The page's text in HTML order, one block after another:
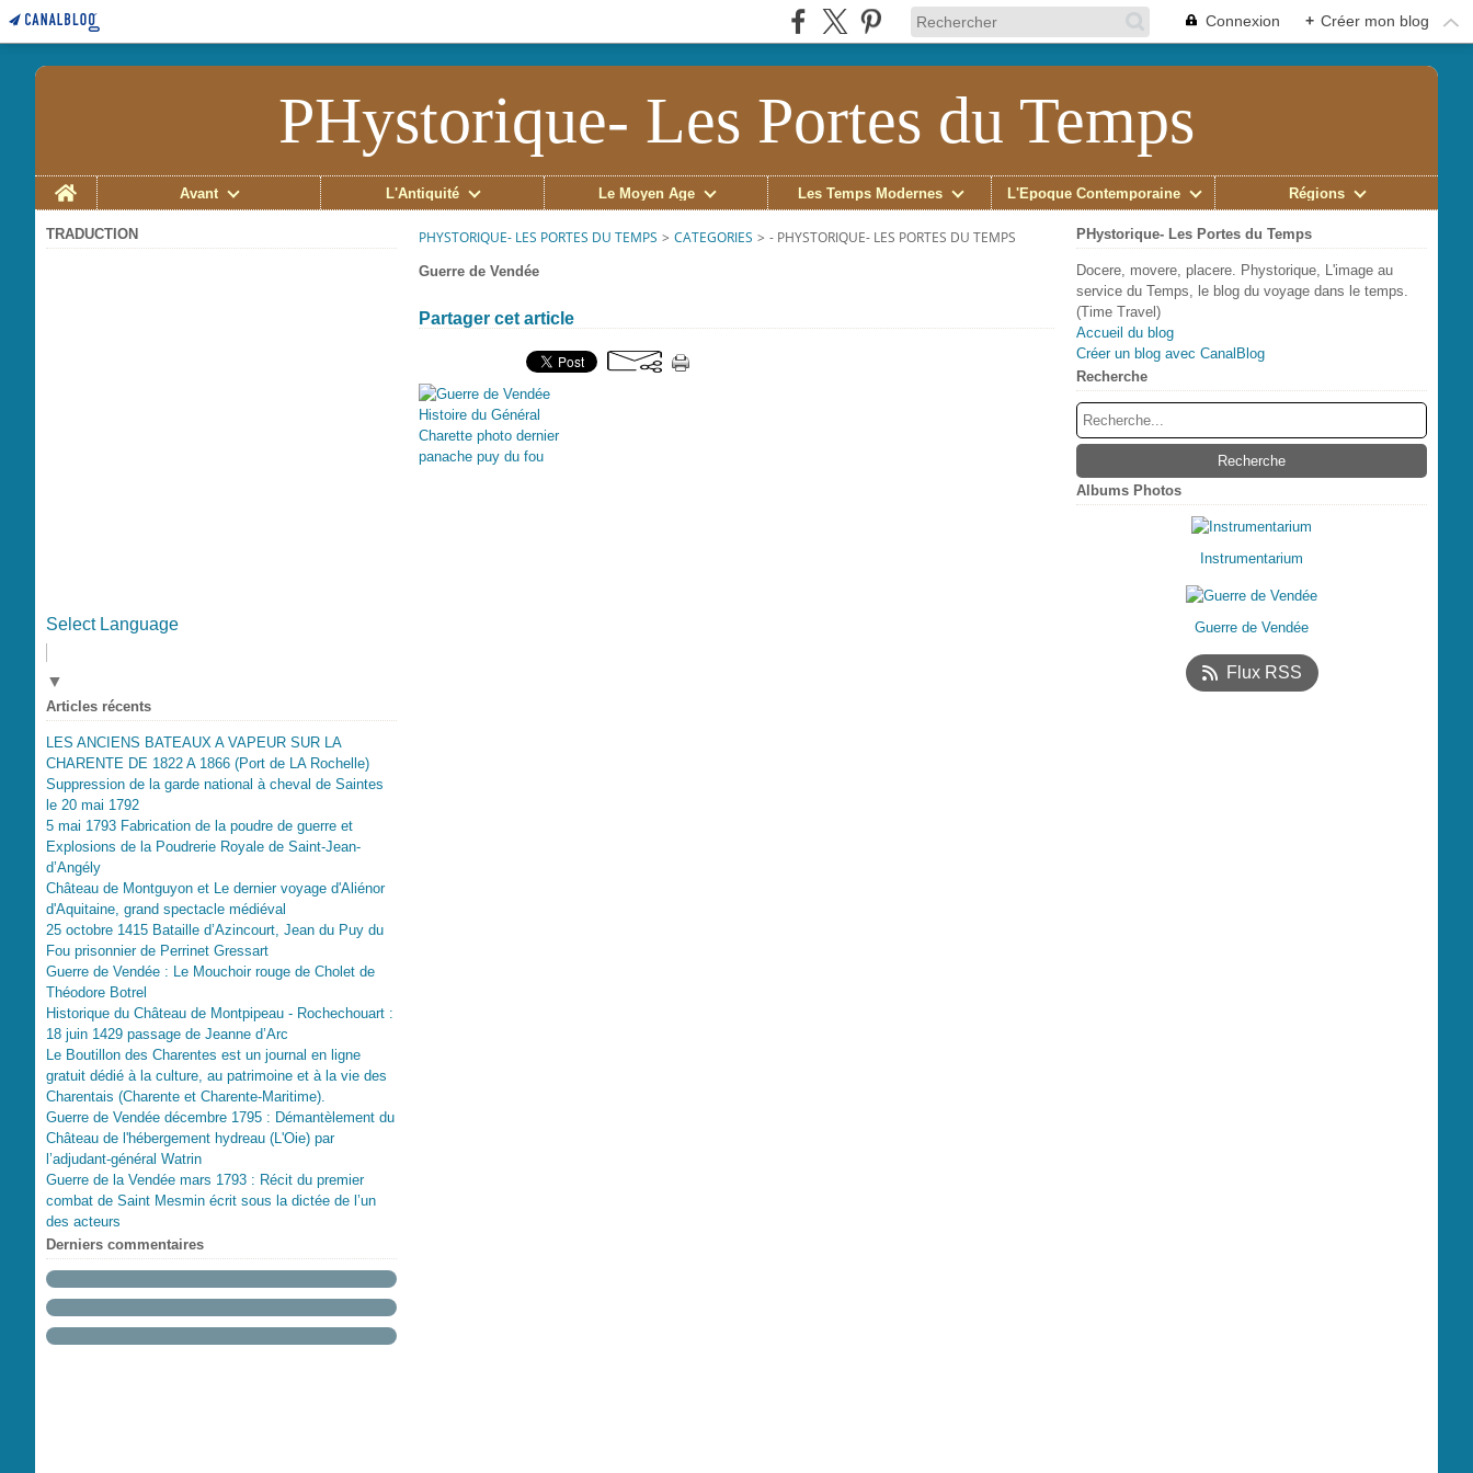
Connexion + Créer mon blog
PHystorique- Les Portes du Temps
Home
Avant L'Antiquité Le Moyen Âge Les Temps Modernes L'Époque Contemporaine Régions
TRADUCTION
Select Language
▼
Articles récents
LES ANCIENS BATEAUX A VAPEUR SUR LA
CHARENTE DE 1822 A 1866 (Port de LA Rochelle)
Suppression de la garde national à cheval de Saintes
le 20 mai 1792
5 mai 1793 Fabrication de la poudre de guerre et
Explosions de la Poudrerie Royale de Saint-Jean-
d’Angély
Château de Montguyon et Le dernier voyage d'Aliénor
d'Aquitaine, grand spectacle médiéval
25 octobre 1415 Bataille d’Azincourt, Jean du Puy du
Fou prisonnier de Perrinet Gressart
Guerre de Vendée : Le Mouchoir rouge de Cholet de
Théodore Botrel
Historique du Château de Montpipeau - Rochechouart :
18 juin 1429 passage de Jeanne d’Arc
Le Boutillon des Charentes est un journal en ligne
gratuit dédié à la culture, au patrimoine et à la vie des
Charentais (Charente et Charente-Maritime).
Guerre de Vendée décembre 1795 : Démantèlement du
Château de l'hébergement hydreau (L'Oie) par
l’adjudant-général Watrin
Guerre de la Vendée mars 1793 : Récit du premier
combat de Saint Mesmin écrit sous la dictée de l’un
des acteurs
Derniers commentaires
PHYSTORIQUE- LES PORTES DU TEMPS > CATEGORIES > - PHYSTORIQUE- LES PORTES DU TEMPS
Guerre de Vendée
Partager cet article
PHystorique- Les Portes du Temps
Docere, movere, placere. Phystorique, L'image au
service du Temps, le blog du voyage dans le temps.
(Time Travel)
Accueil du blog
Créer un blog avec CanalBlog
Recherche
Albums Photos
Instrumentarium
Guerre de Vendée
Flux RSS